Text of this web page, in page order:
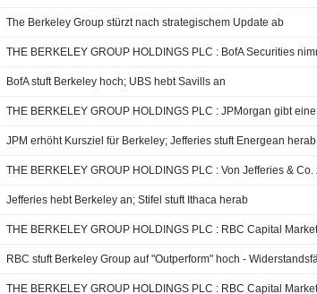
The Berkeley Group stürzt nach strategischem Update ab
BofA stuft Berkeley hoch; UBS hebt Savills an
JPM erhöht Kursziel für Berkeley; Jefferies stuft Energean herab
Jefferies hebt Berkeley an; Stifel stuft Ithaca herab